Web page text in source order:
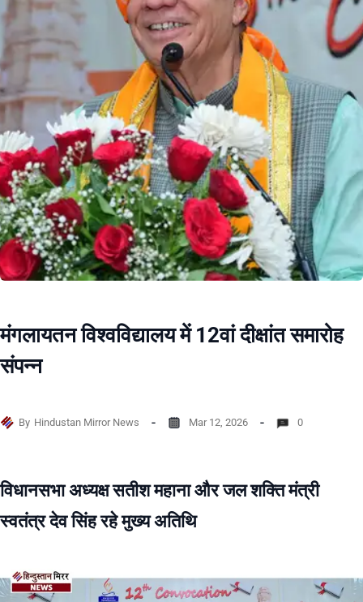
मंगलायतन विश्वविद्यालय में 12वां दीक्षांत समारोह
संपन्न
By Hindustan Mirror News Mar 12, 2026 0
विधानसभा अध्यक्ष सतीश महाना और जल शक्ति मंत्री
स्वतंत्र देव सिंह रहे मुख्य अतिथि